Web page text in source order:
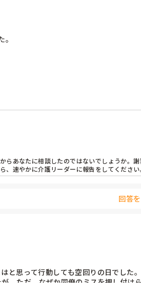
るにも早く早くって言われる〟〝せっ
せん。〟と代わりに謝りました。〝あ
…。またあったら教えてくださいね〟と
りと伝えますか？
貰うのか…。
あなたに相談したのではないでしょうか。謝
回答
と思って行動しても空回りの日でした。
、ただ、なぜか同僚のミスを押し付け